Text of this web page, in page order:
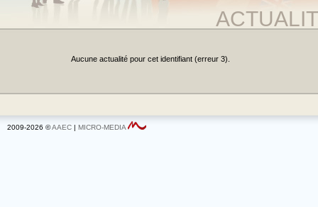
Aucune actualité pour cet identifiant (erreur 3).
2009-2026 ©AAEC | MICRO-MEDIA